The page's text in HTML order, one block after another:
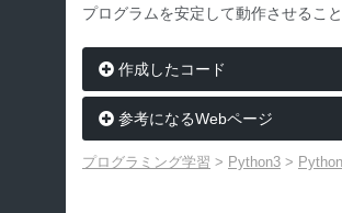
プログラムを安定して動作させるこ
作成したコード
参考になるWebページ
プログラミング学習 > Python3 >